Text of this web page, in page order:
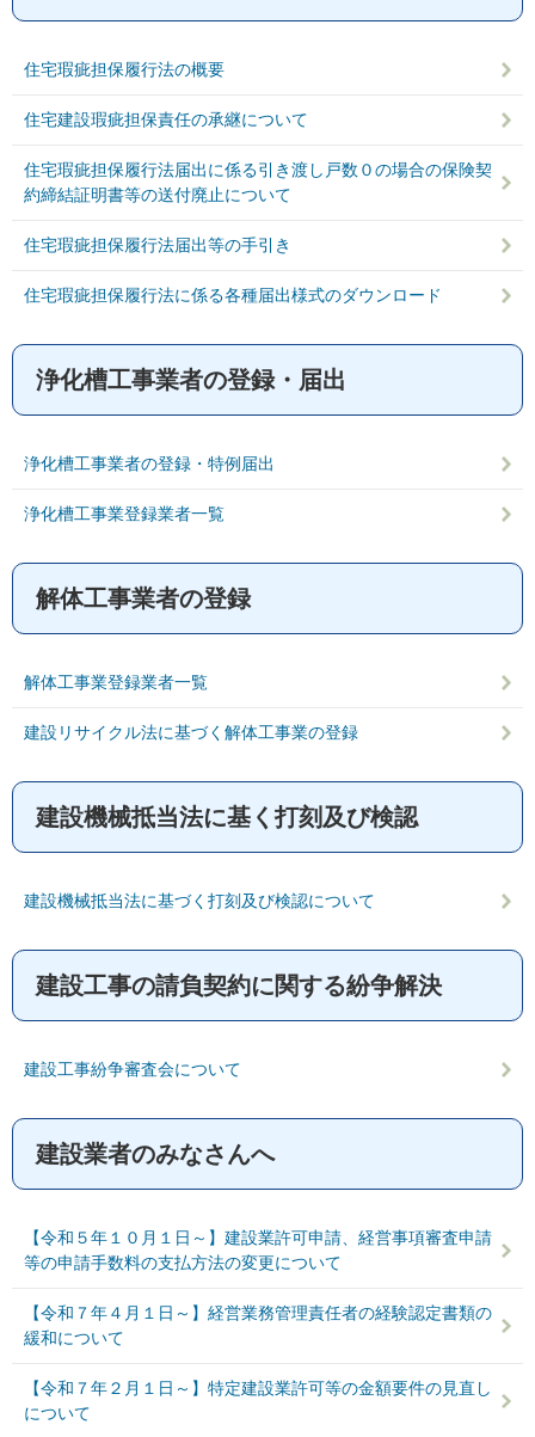
住宅瑕疵担保履行法の概要
住宅建設瑕疵担保責任の承継について
住宅瑕疵担保履行法届出に係る引き渡し戸数０の場合の保険契
約締結証明書等の送付廃止について
住宅瑕疵担保履行法届出等の手引き
住宅瑕疵担保履行法に係る各種届出様式のダウンロード
浄化槽工事業者の登録・届出
浄化槽工事業者の登録・特例届出
浄化槽工事業登録業者一覧
解体工事業者の登録
解体工事業登録業者一覧
建設リサイクル法に基づく解体工事業の登録
建設機械抵当法に基く打刻及び検認
建設機械抵当法に基づく打刻及び検認について
建設工事の請負契約に関する紛争解決
建設工事紛争審査会について
建設業者のみなさんへ
【令和５年１０月１日～】建設業許可申請、経営事項審査申請
等の申請手数料の支払方法の変更について
【令和７年４月１日～】経営業務管理責任者の経験認定書類の
緩和について
【令和７年２月１日～】特定建設業許可等の金額要件の見直し
について